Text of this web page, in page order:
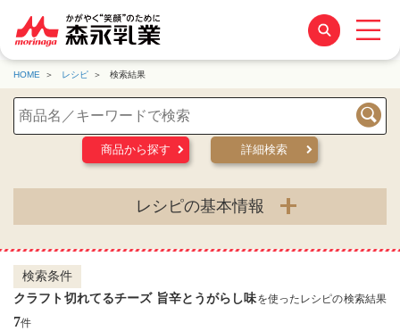
HOME レシピ 検索結果
検索
商品から探す
詳細検索
レシピの基本情報
検索条件
クラフト切れてるチーズ 旨辛とうがらし味を使ったレシピの検索結果
7件